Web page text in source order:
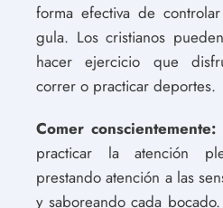
forma efectiva de
gula. Los cristianos
hacer ejercicio que
correr o practicar deportes.
Comer conscientemente:
practicar la atención
prestando atención a las
y saboreando cada